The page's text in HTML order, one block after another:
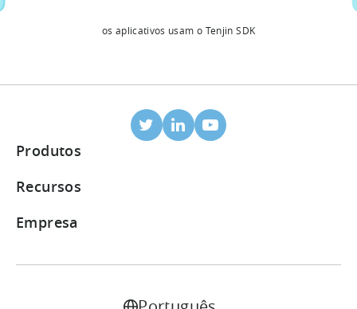
os aplicativos usam o Tenjin SDK
Produtos
Atribuição Móvel
Parceiros integrados
Recursos
Blogue
Empresa